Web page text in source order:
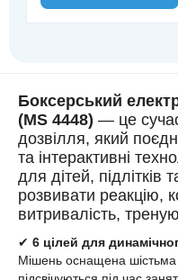
Боксерський
(MS 4448) — це
дозвілля, який
та інтерактивні
для дітей, підлітків
розвивати реакцію,
витривалість,
✔ 6 цілей для
Мішень оснащена шістьма